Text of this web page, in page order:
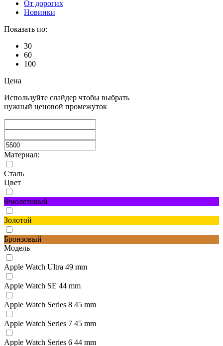
От дорогих
Новинки
Показать по:
30
60
100
Цена
Используйте слайдер чтобы выбрать
нужный ценовой промежуток
Материал:
Сталь
Цвет
Фиолетовый
Золотой
Бронзовый
Модель
Apple Watch Ultra 49 mm
Apple Watch SE 44 mm
Apple Watch Series 8 45 mm
Apple Watch Series 7 45 mm
Apple Watch Series 6 44 mm